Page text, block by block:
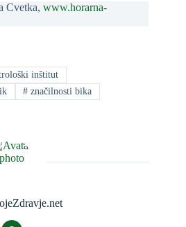
Cvetka, www.horarna-
inštitut
# značilnosti bika